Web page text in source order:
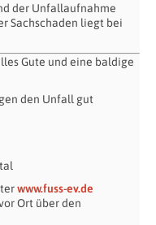
der Unfallaufnahme
Sachschaden liegt bei
Gute und eine baldige
den Unfall gut
www.fuss-ev.de
Ort über den